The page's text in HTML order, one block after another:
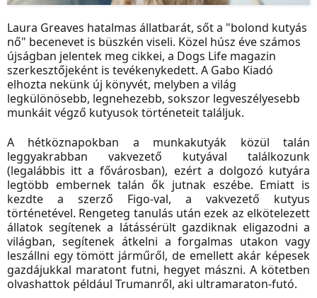
Laura Greaves hatalmas állatbarát, sőt a "bolond kutyás
nő" becenevet is büszkén viseli. Közel húsz éve számos
újságban jelentek meg cikkei, a Dogs Life magazin
szerkesztőjeként is tevékenykedett. A Gabo Kiadó
elhozta nekünk új könyvét, melyben a világ
legkülönösebb, legnehezebb, sokszor legveszélyesebb
munkáit végző kutyusok történeteit találjuk.
A hétköznapokban a munkakutyák közül talán
leggyakrabban vakvezető kutyával találkozunk
(legalábbis itt a fővárosban), ezért a dolgozó kutyára
legtöbb embernek talán ők jutnak eszébe. Emiatt is
kezdte a szerző Figo-val, a vakvezető kutyus
történetével. Rengeteg tanulás után ezek az elkötelezett
állatok segítenek a látássérült gazdiknak eligazodni a
világban, segítenek átkelni a forgalmas utakon vagy
leszállni egy tömött járműről, de emellett akár képesek
gazdájukkal maratont futni, hegyet mászni. A kötetben
olvashattok például Trumanről, aki ultramaraton-futó.